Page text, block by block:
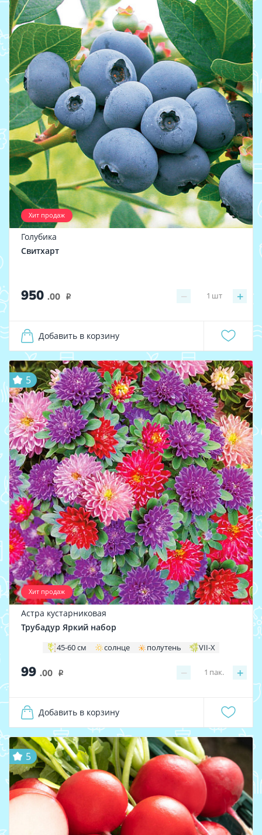
Хит продаж
Голубика
Свитхарт
950 .00 i − +
1 шт
Добавить в корзину
Хит продаж
5
Астра кустарниковая
Трубадур Яркий набор
45-60 см солнце полутень VII-X
99 .00 i − +
1 пак.
Добавить в корзину
5